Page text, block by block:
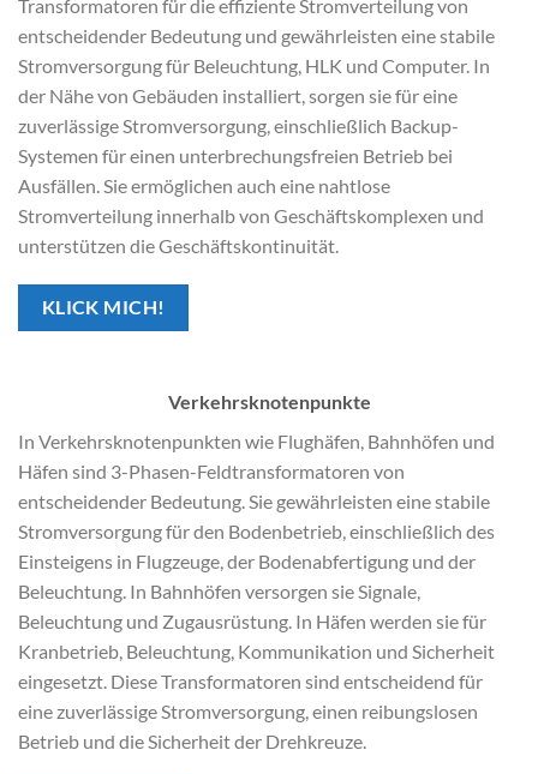
Transformatoren für die effiziente Stromverteilung von
entscheidender Bedeutung und gewährleisten eine stabile
Stromversorgung für Beleuchtung, HLK und Computer. In
der Nähe von Gebäuden installiert, sorgen sie für eine
zuverlässige Stromversorgung, einschließlich Backup-
Systemen für einen unterbrechungsfreien Betrieb bei
Ausfällen. Sie ermöglichen auch eine nahtlose
Stromverteilung innerhalb von Geschäftskomplexen und
unterstützen die Geschäftskontinuität.
KLICK MICH!
Verkehrsknotenpunkte
In Verkehrsknotenpunkten wie Flughäfen, Bahnhöfen und
Häfen sind 3-Phasen-Feldtransformatoren von
entscheidender Bedeutung. Sie gewährleisten eine stabile
Stromversorgung für den Bodenbetrieb, einschließlich des
Einsteigens in Flugzeuge, der Bodenabfertigung und der
Beleuchtung. In Bahnhöfen versorgen sie Signale,
Beleuchtung und Zugausrüstung. In Häfen werden sie für
Kranbetrieb, Beleuchtung, Kommunikation und Sicherheit
eingesetzt. Diese Transformatoren sind entscheidend für
eine zuverlässige Stromversorgung, einen reibungslosen
Betrieb und die Sicherheit der Drehkreuze.